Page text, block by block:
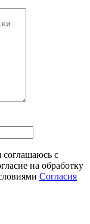
с
на обработку
Согласия